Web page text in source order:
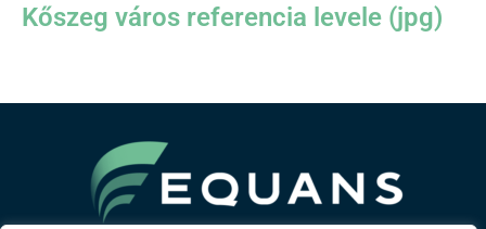
Kőszeg város referencia levele (jpg)